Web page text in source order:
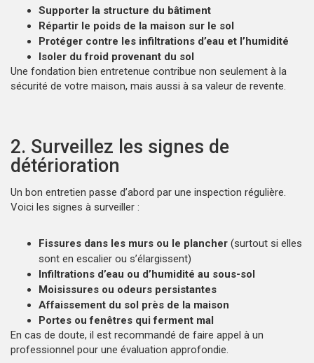
Supporter la structure du bâtiment
Répartir le poids de la maison sur le sol
Protéger contre les infiltrations d’eau et l’humidité
Isoler du froid provenant du sol
Une fondation bien entretenue contribue non seulement à la
sécurité de votre maison, mais aussi à sa valeur de revente.
2. Surveillez les signes de
détérioration
Un bon entretien passe d’abord par une inspection régulière.
Voici les signes à surveiller :
Fissures dans les murs ou le plancher (surtout si elles
sont en escalier ou s’élargissent)
Infiltrations d’eau ou d’humidité au sous-sol
Moisissures ou odeurs persistantes
Affaissement du sol près de la maison
Portes ou fenêtres qui ferment mal
En cas de doute, il est recommandé de faire appel à un
professionnel pour une évaluation approfondie.